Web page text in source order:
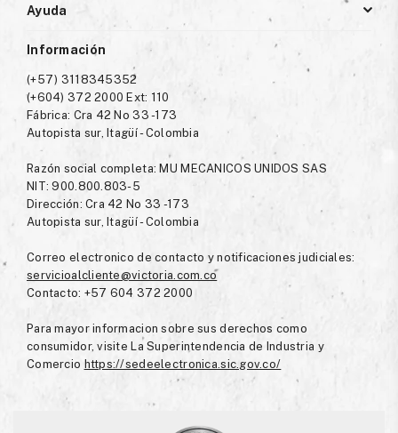
Ayuda
Información
(+57) 3118345352
(+604) 372 2000 Ext: 110
Fábrica: Cra 42 No 33 -173
Autopista sur, Itagüí - Colombia
Razón social completa: MU MECANICOS UNIDOS SAS
NIT: 900.800.803-5
Dirección: Cra 42 No 33 -173
Autopista sur, Itagüí - Colombia
Correo electronico de contacto y notificaciones judiciales:
servicioalcliente@victoria.com.co
Contacto: +57 604 372 2000
Para mayor informacion sobre sus derechos como
consumidor, visite La Superintendencia de Industria y
Comercio https://sedeelectronica.sic.gov.co/